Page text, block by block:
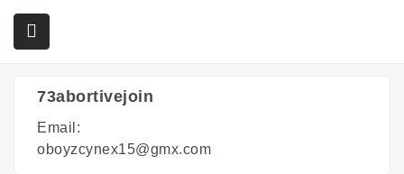
Home
73abortivejoin
Email:
oboyzcynex15@gmx.com